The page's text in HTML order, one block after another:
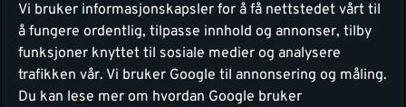
Vi bruker informasjonskapsler for å få nettstedet vårt til
å fungere ordentlig, tilpasse innhold og annonser, tilby
funksjoner knyttet til sosiale medier og analysere
trafikken vår. Vi bruker Google til annonsering og måling.
Du kan lese mer om hvordan Google bruker